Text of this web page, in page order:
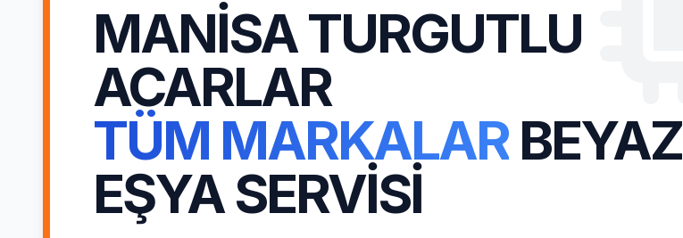
MANISA TURGUTLU
ACARLAR
TÜM MARKALAR BEYAZ
EŞYA SERVISI